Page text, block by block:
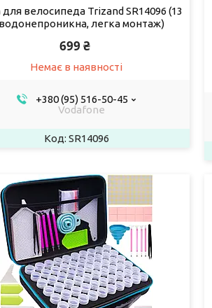
велосипеда Trizand SR14096 (13
легка монтаж)
699 ₴
Немає в наявності
+380 (95) 516-50-45
Vodafone
SR14096